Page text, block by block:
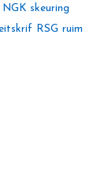
NGK skeuring
RSG ruim